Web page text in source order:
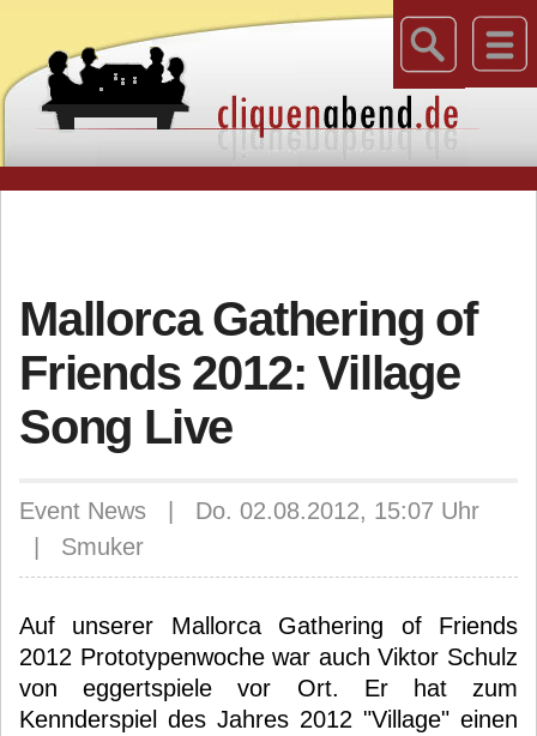
Mallorca Gathering of
Friends 2012: Village
Song Live
Event News | Do. 02.08.2012, 15:07 Uhr
| Smuker
Auf unserer Mallorca Gathering of Friends
2012 Prototypenwoche war auch Viktor Schulz
von eggertspiele vor Ort. Er hat zum
Kennderspiel des Jahres 2012 "Village" einen